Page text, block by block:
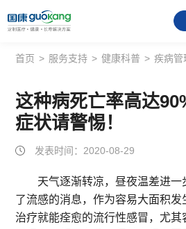
首页
面向会员
面向企业
关于我们
首页 > 服务支持 > 健康科普 > 疾病管
这种病死亡率高达
症状请警惕！
发表时间：2020-08-29
天气逐渐转凉，昼夜温差进
了流感的消息，作为容易大面积发
治疗就能痊愈的流行性感冒，尤其